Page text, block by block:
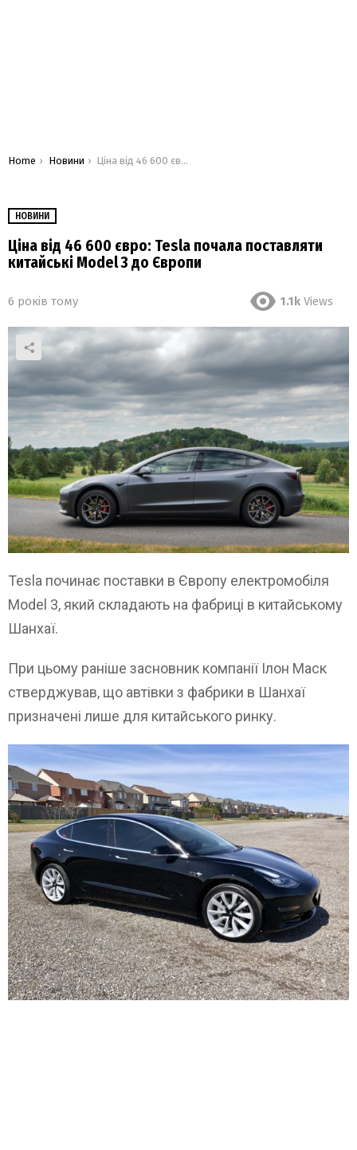
You are here:
Home Новини Ціна від 46 600 євро: Tesla почала поставляти китайські Model 3 до Європи
НОВИНИ
Ціна від 46 600 євро: Tesla почала поставляти
китайські Model 3 до Європи
6 років тому 1.1k Views
Tesla починає поставки в Європу електромобіля
Model 3, який складають на фабриці в китайському
Шанхаї.
При цьому раніше засновник компанії Ілон Маск
стверджував, що автівки з фабрики в Шанхаї
призначені лише для китайського ринку.